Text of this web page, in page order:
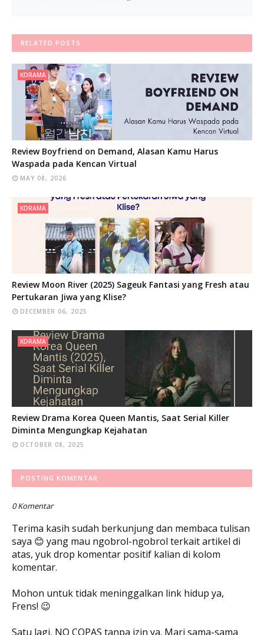
RELATED POSTS
KDRAMA
Review Boyfriend on Demand, Alasan Kamu Harus
Waspada pada Kencan Virtual
MAY 08, 2026
KDRAMA
Review Moon River (2025) Sageuk Fantasi yang Fresh atau
Pertukaran Jiwa yang Klise?
DECEMBER 06, 2025
KDRAMA
Review Drama Korea Queen Mantis, Saat Serial Killer
Diminta Mengungkap Kejahatan
OCTOBER 08, 2025
POSTING KOMENTAR
0 Komentar
Terima kasih sudah berkunjung dan membaca tulisan
saya 😊 yang mau ngobrol-ngobrol terkait artikel di
atas, yuk drop komentar positif kalian di kolom
komentar.
Mohon untuk tidak meninggalkan link hidup ya,
Frens! 😉
Satu lagi, NO COPAS tanpa izin ya. Mari sama-sama